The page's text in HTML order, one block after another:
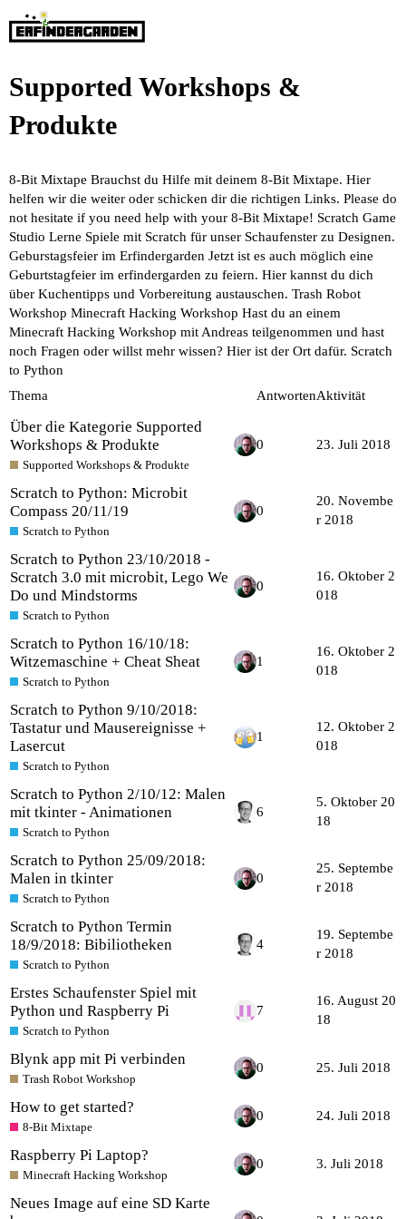
Supported Workshops &
Produkte
8-Bit Mixtape Brauchst du Hilfe mit deinem 8-Bit Mixtape. Hier
helfen wir die weiter oder schicken dir die richtigen Links. Please do
not hesitate if you need help with your 8-Bit Mixtape! Scratch Game
Studio Lerne Spiele mit Scratch für unser Schaufenster zu Designen.
Geburstagsfeier im Erfindergarden Jetzt ist es auch möglich eine
Geburtstagfeier im erfindergarden zu feiern. Hier kannst du dich
über Kuchentipps und Vorbereitung austauschen. Trash Robot
Workshop Minecraft Hacking Workshop Hast du an einem
Minecraft Hacking Workshop mit Andreas teilgenommen und hast
noch Fragen oder willst mehr wissen? Hier ist der Ort dafür. Scratch
to Python
Thema
AntwortenAktivität
Über die Kategorie Supported
Workshops & Produkte
Supported Workshops & Produkte
0 23. Juli 2018
Scratch to Python: Microbit
Compass 20/11/19
Scratch to Python
0
20. Novembe
r 2018
Scratch to Python 23/10/2018 -
Scratch 3.0 mit microbit, Lego We
Do und Mindstorms
Scratch to Python
0
16. Oktober 2
018
Scratch to Python 16/10/18:
Witzemaschine + Cheat Sheat
Scratch to Python
1
16. Oktober 2
018
Scratch to Python 9/10/2018:
Tastatur und Mausereignisse +
Lasercut
Scratch to Python
1
12. Oktober 2
018
Scratch to Python 2/10/12: Malen
mit tkinter - Animationen
Scratch to Python
6
5. Oktober 20
18
Scratch to Python 25/09/2018:
Malen in tkinter
Scratch to Python
0
25. Septembe
r 2018
Scratch to Python Termin
18/9/2018: Bibiliotheken
Scratch to Python
4
19. Septembe
r 2018
Erstes Schaufenster Spiel mit
Python und Raspberry Pi
Scratch to Python
7
16. August 20
18
Blynk app mit Pi verbinden
Trash Robot Workshop
0 25. Juli 2018
How to get started?
8-Bit Mixtape
0 24. Juli 2018
Raspberry Pi Laptop?
Minecraft Hacking Workshop
0 3. Juli 2018
Neues Image auf eine SD Karte